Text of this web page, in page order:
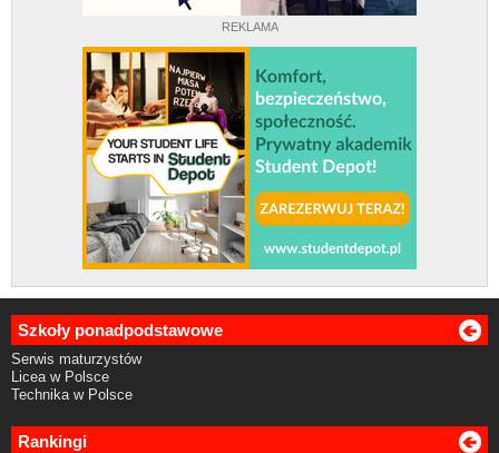
REKLAMA
Szkoły ponadpodstawowe
Serwis maturzystów
Licea w Polsce
Technika w Polsce
Rankingi